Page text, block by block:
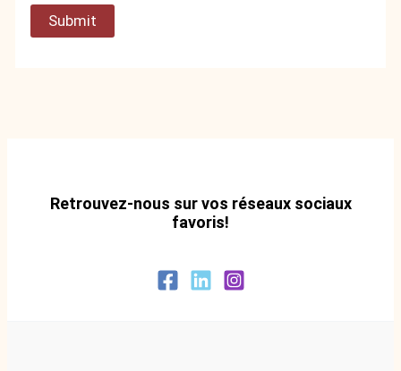
Submit
Retrouvez-nous sur vos réseaux sociaux
favoris!